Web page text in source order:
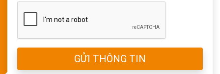
GỬI THÔNG TIN